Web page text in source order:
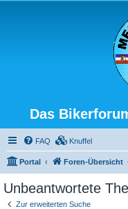
Das
FAQ Knuffel
Portal Foren-Übersicht
Unbeantwortete
Zur erweiterten Suche